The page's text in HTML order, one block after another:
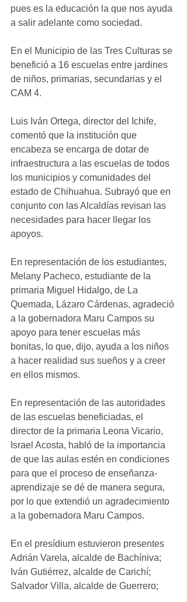
pues es la educación la que nos ayuda
a salir adelante como sociedad.
En el Municipio de las Tres Culturas se
benefició a 16 escuelas entre jardines
de niños, primarias, secundarias y el
CAM 4.
Luis Iván Ortega, director del Ichife,
comentó que la institución que
encabeza se encarga de dotar de
infraestructura a las escuelas de todos
los municipios y comunidades del
estado de Chihuahua. Subrayó que en
conjunto con las Alcaldías revisan las
necesidades para hacer llegar los
apoyos.
En representación de los estudiantes,
Melany Pacheco, estudiante de la
primaria Miguel Hidalgo, de La
Quemada, Lázaro Cárdenas, agradeció
a la gobernadora Maru Campos su
apoyo para tener escuelas más
bonitas, lo que, dijo, ayuda a los niños
a hacer realidad sus sueños y a creer
en ellos mismos.
En representación de las autoridades
de las escuelas beneficiadas, el
director de la primaria Leona Vicario,
Israel Acosta, habló de la importancia
de que las aulas estén en condiciones
para que el proceso de enseñanza-
aprendizaje se dé de manera segura,
por lo que extendió un agradecimiento
a la gobernadora Maru Campos.
En el presídium estuvieron presentes
Adrián Varela, alcalde de Bachíniva;
Iván Gutiérrez, alcalde de Carichí;
Salvador Villa, alcalde de Guerrero;